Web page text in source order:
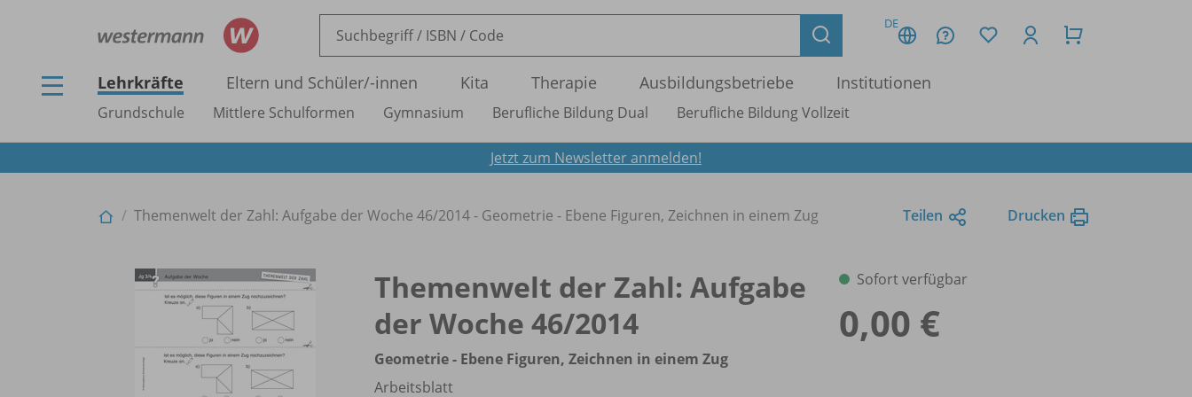
DE
Lehrkräfte Eltern und Schüler/-innen Kita Therapie Ausbildungsbetriebe Institutionen
Grundschule Mittlere Schulformen Gymnasium Berufliche Bildung Dual Berufliche Bildung Vollzeit
Jetzt zum Newsletter anmelden!
Themenwelt der Zahl: Aufgabe der Woche 46/2014 - Geometrie - Ebene Figuren, Zeichnen in einem Zug Teilen Drucken
Themenwelt der Zahl: Aufgabe
der Woche 46/2014
Geometrie - Ebene Figuren, Zeichnen in einem Zug
Arbeitsblatt
Sofort verfügbar
0,00 €